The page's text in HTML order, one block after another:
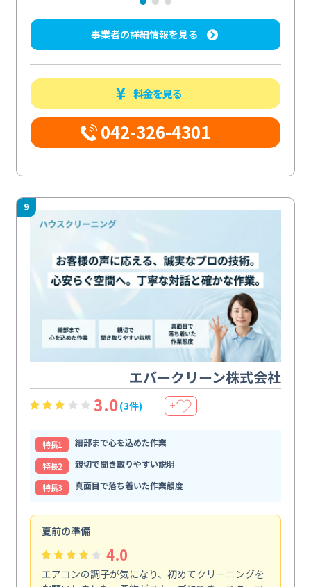
事業者の詳細情報を見る
料金を見る
042-326-4301
9
エバークリーン株式会社
3.0(3件) ＋
特⻑1
細部まで心を込めた作業
特⻑2
親切で聞き取りやすい説明
特⻑3
真面目で落ち着いた作業態度
夏前の準備
4.0
エアコンの調子が気になり、初めてクリーニングを